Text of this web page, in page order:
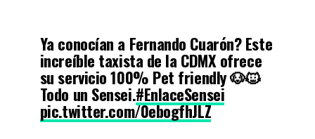
Ya conocían a Fernando Cuarón? Este
increíble taxista de la CDMX ofrece
su servicio 100% Pet friendly 🐶🐱
Todo un Sensei.#EnlaceSensei
pic.twitter.com/0ebogfhJLZ